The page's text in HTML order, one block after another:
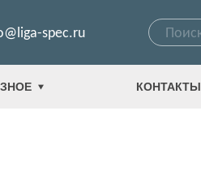
spec.ru
КОНТАКТЫ